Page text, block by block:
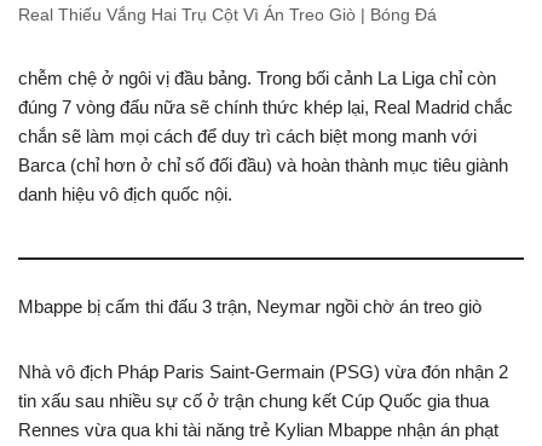
Real Thiếu Vắng Hai Trụ Cột Vì Án Treo Giò | Bóng Đá
chễm chệ ở ngôi vị đầu bảng. Trong bối cảnh La Liga chỉ còn
đúng 7 vòng đấu nữa sẽ chính thức khép lại, Real Madrid chắc
chắn sẽ làm mọi cách để duy trì cách biệt mong manh với
Barca (chỉ hơn ở chỉ số đối đầu) và hoàn thành mục tiêu giành
danh hiệu vô địch quốc nội.
Mbappe bị cấm thi đấu 3 trận, Neymar ngồi chờ án treo giò
Nhà vô địch Pháp Paris Saint-Germain (PSG) vừa đón nhận 2
tin xấu sau nhiều sự cố ở trận chung kết Cúp Quốc gia thua
Rennes vừa qua khi tài năng trẻ Kylian Mbappe nhận án phạt